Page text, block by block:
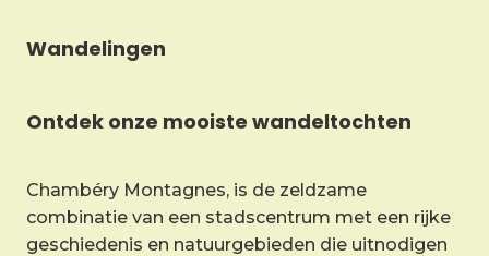
Wandelingen
Ontdek onze mooiste wandeltochten
Chambéry Montagnes, is de zeldzame
combinatie van een stadscentrum met een rijke
geschiedenis en natuurgebieden die uitnodigen